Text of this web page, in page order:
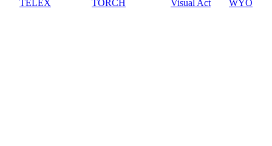
TELEX
TORCH Visual Act WYO